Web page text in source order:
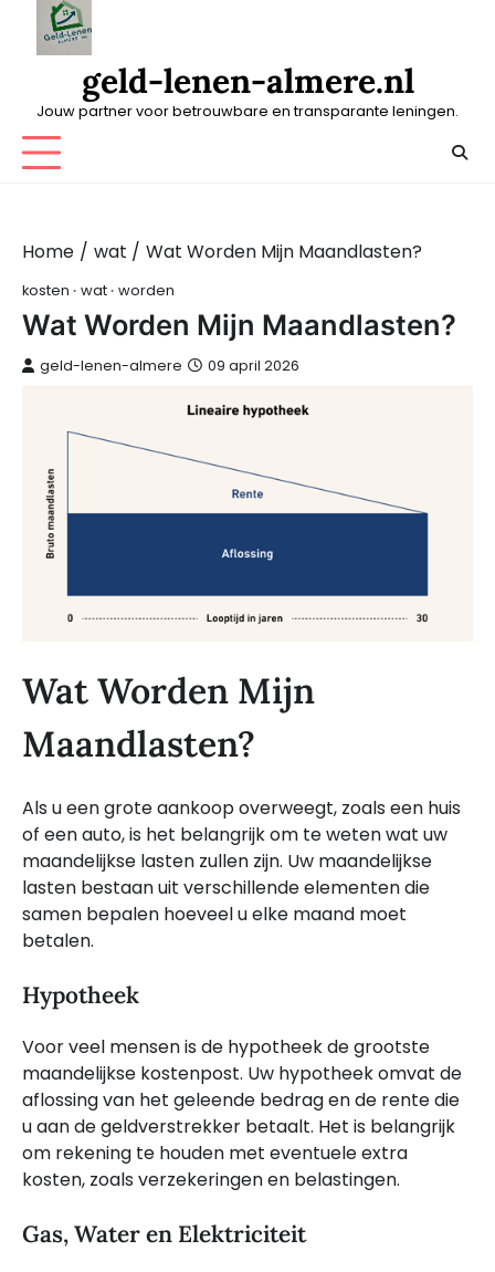
geld-lenen-almere.nl
Jouw partner voor betrouwbare en transparante leningen.
Home wat Wat Worden Mijn Maandlasten?
kosten wat worden
Wat Worden Mijn Maandlasten?
geld-lenen-almere 09 april 2026
Wat Worden Mijn
Maandlasten?
Als u een grote aankoop overweegt, zoals een huis
of een auto, is het belangrijk om te weten wat uw
maandelijkse lasten zullen zijn. Uw maandelijkse
lasten bestaan uit verschillende elementen die
samen bepalen hoeveel u elke maand moet
betalen.
Hypotheek
Voor veel mensen is de hypotheek de grootste
maandelijkse kostenpost. Uw hypotheek omvat de
aflossing van het geleende bedrag en de rente die
u aan de geldverstrekker betaalt. Het is belangrijk
om rekening te houden met eventuele extra
kosten, zoals verzekeringen en belastingen.
Gas, Water en Elektriciteit